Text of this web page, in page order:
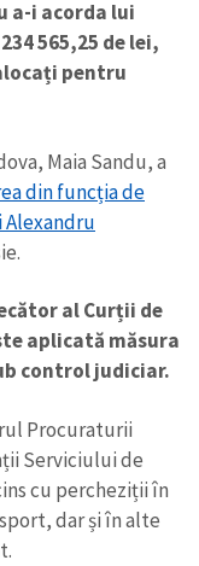
a-i acorda lui
565,25 de lei,
pentru
Maia Sandu, a
din funcția de
al Curții de
aplicată măsura
control judiciar.
Procuraturii
Serviciului de
cu percheziții în
dar și în alte